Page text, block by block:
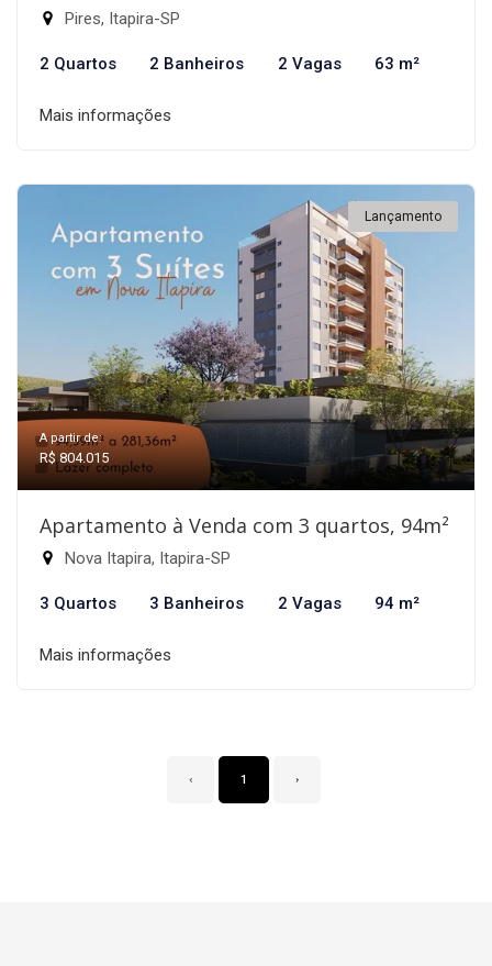
Pires, Itapira-SP
2 Quartos 2 Banheiros 2 Vagas 63 m²
Mais informações
Lançamento
A partir de:
R$ 804.015
Apartamento à Venda com 3 quartos, 94m²
Nova Itapira, Itapira-SP
3 Quartos 3 Banheiros 2 Vagas 94 m²
Mais informações
‹ 1 ›